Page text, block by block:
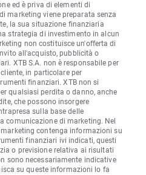
ed è priva di elementi di
marketing viene preparata senza
la sua situazione finanziaria
strategia di investimento in alcun
non costituisce un'offerta di
all'acquisto, pubblicità o
XTB S.A. non è responsabile per
in particolare per
finanziari. XTB non si
qualsiasi perdita o danno, anche
che possono insorgere
sulla base delle
comunicazione di marketing. Nel
contenga informazioni su
finanziari ivi indicati, questi
o previsione relativa ai risultati
sono necessariamente indicative
su queste informazioni lo fa